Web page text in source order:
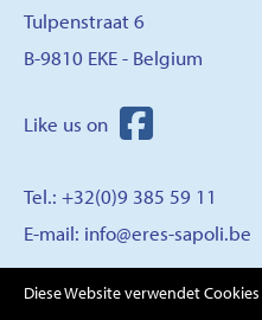
Diese Website verwendet
Tulpenstraat 6
B-9810 EKE - Belgium
Tel.: +32(0)9 385 59 11
E-mail: info@eres-sapoli.be
KONTAKT